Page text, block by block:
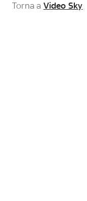
Torna a Video Sky